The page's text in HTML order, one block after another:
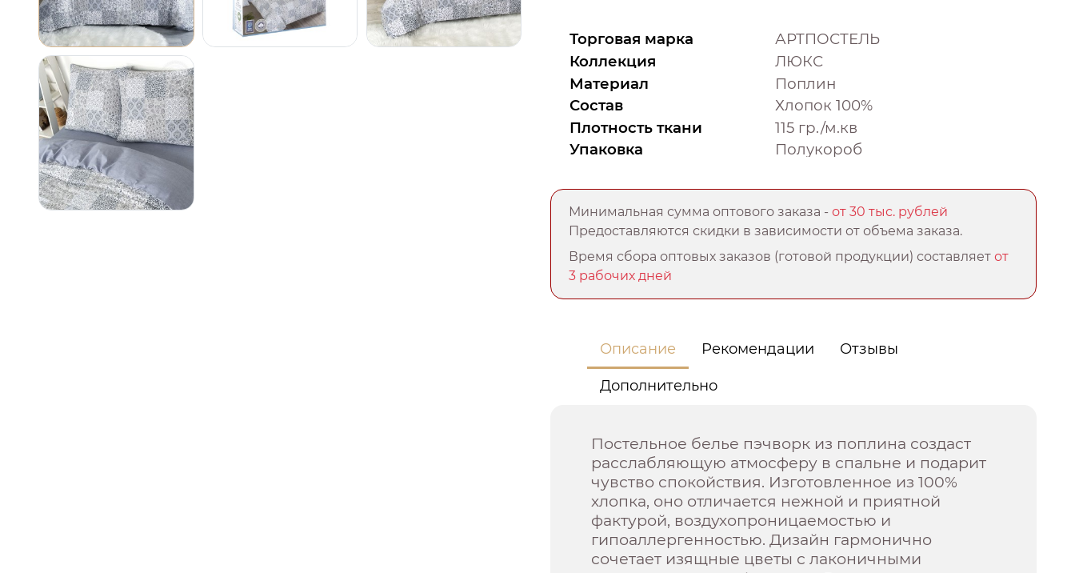
Торговая марка
АРТПОСТЕЛЬ
Коллекция
ЛЮКС
Материал
Поплин
Состав
Хлопок 100%
Плотность ткани
115 гр./м.кв
Упаковка
Полукороб
Минимальная сумма оптового заказа -от 30 тыс. рублей
Предоставляются скидки в зависимости от объема заказа.
Время сбора оптовых заказов (готовой продукции) составляетот
3 рабочих дней
Описание Рекомендации Отзывы
Дополнительно
Постельное белье пэчворк из поплина создаст
расслабляющую атмосферу в спальне и подарит
чувство спокойствия. Изготовленное из 100%
хлопка, оно отличается нежной и приятной
фактурой, воздухопроницаемостью и
гипоаллергенностью. Дизайн гармонично
сочетает изящные цветы с лаконичными